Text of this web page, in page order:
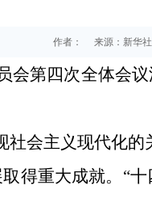
作者： 来源：新华社
会第四次全体会
社会主义现代化的
取得重大成就。“